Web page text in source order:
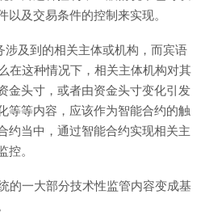
及交易条件的控制来实现。
涉及到的相关主体或机构，而宾语
在这种情况下，相关主体机构对其
金头寸，或者由资金头寸变化引发
等等内容，应该作为智能合约的触
约当中，通过智能合约实现相关主
控。
的一大部分技术性监管内容变成基